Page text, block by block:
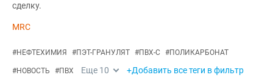
сделку.
MRC
#НЕФТЕХИМИЯ #ПЭТ-ГРАНУЛЯТ #ПВХ-С #ПОЛИКАРБОНАТ
#НОВОСТЬ #ПВХ Еще 10 +Добавить все теги в фильтр